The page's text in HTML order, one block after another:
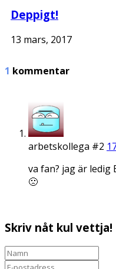
Deppigt!
13 mars, 2017
1 kommentar
arbetskollega #2
va fan? jag är ledig
🙁
Skriv nåt kul vettja!